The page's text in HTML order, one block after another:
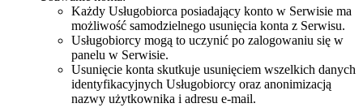
Każdy Usługobiorca posiadający konto w Serwisie ma
możliwość samodzielnego usunięcia konta z Serwisu.
Usługobiorcy mogą to uczynić po zalogowaniu się w
panelu w Serwisie.
Usunięcie konta skutkuje usunięciem wszelkich danych
identyfikacyjnych Usługobiorcy oraz anonimizacją
nazwy użytkownika i adresu e-mail.